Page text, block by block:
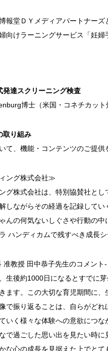
報堂ＤＹメディアパートナー
向けラーニングサービス「妊
発達スクリーニング検査
博士（米国・コネチカッ
取り組み
て、機能・コンテンツのご提
ング株式会社≫
グ株式会社は、特別協賛社と
しながらその経過を記録して
んの何気ないしぐさや行動の
ハンディカムで残すべき成長
准教授 田中恭子先生のコメント-
生後約1000日になるとすでに
ます。この大切な育児期間に
で振り返ることは、自らがど
いく様々な体験への意欲につ
で過ごした思い出を見たい時
な心の成長を見据えた上でと